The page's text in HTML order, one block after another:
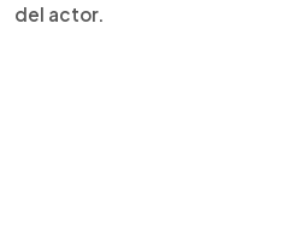
del actor.